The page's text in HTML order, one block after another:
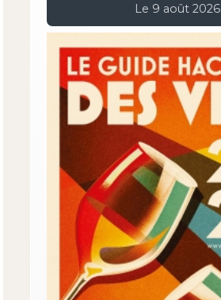
Le 9 août 2026